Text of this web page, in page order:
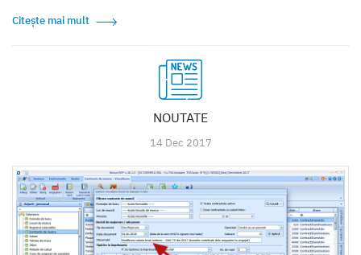
Citește mai mult
NOUTATE
14 Dec 2017